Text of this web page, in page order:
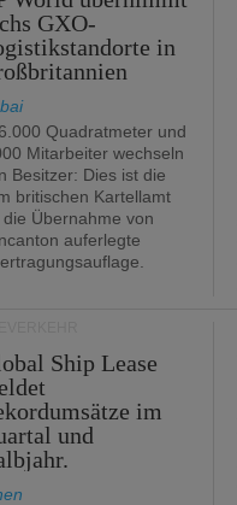
GXO-
in
Quadratmeter und
Mitarbeiter wechseln
Besitzer: Dies ist die
britischen Kartellamt
Übernahme von
auferlegte
Ship Lease
im
und